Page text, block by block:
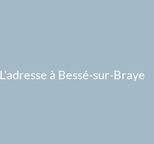
L'adresse à Bessé-sur-Braye